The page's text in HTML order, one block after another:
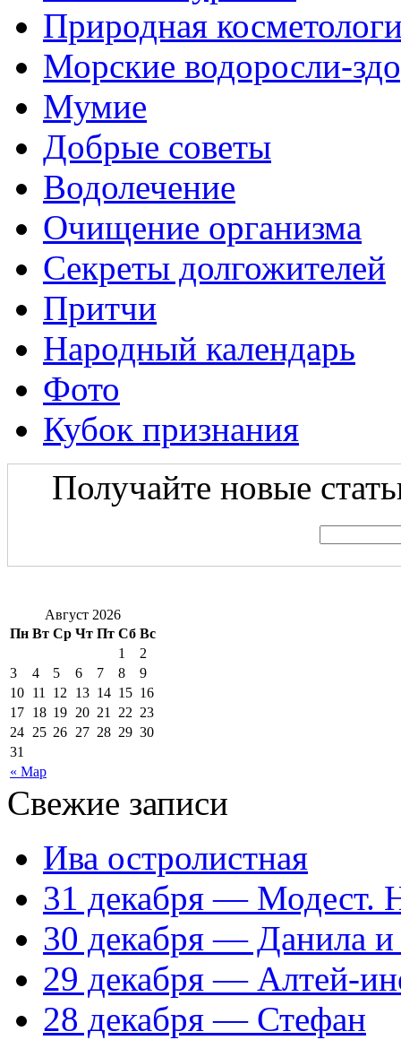
Природная
Морские водоросли-
Мумие
Добрые советы
Водолечение
Очищение организма
Секреты долгожителей
Притчи
Народный календарь
Фото
Кубок признания
Получайте новые
Август 2026
Пн Вт Ср Чт Пт Сб Вс
« Мар
1
2
3
4 5 6 7 8
9
10 11 12 13 14 15 16
17 18 19 20 21 22 23
24 25 26 27 28 29 30
31
Свежие записи
Ива остролистная
31 декабря — Модест.
30 декабря — Данила
29 декабря — Алтей-
28 декабря — Стефан